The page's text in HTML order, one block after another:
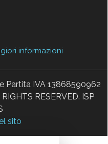
informazioni
Partita IVA 13868590962
RESERVED. ISP
sito